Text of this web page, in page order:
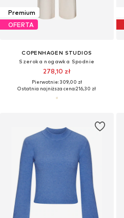
Premium
OFERTA
COPENHAGEN STUDIOS
Szeroka nogawka Spodnie
278,10 zł
Pierwotnie: 309,00 zł
Ostatnia najniższa cena:216,30 zł